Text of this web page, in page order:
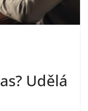
Udělá